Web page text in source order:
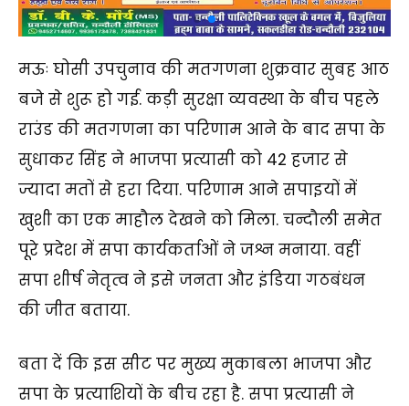
मऊः घोसी उपचुनाव की मतगणना शुक्रवार सुबह आठ
बजे से शुरू हो गई. कड़ी सुरक्षा व्यवस्था के बीच पहले
राउंड की मतगणना का परिणाम आने के बाद सपा के
सुधाकर सिंह ने भाजपा प्रत्यासी को 42 हजार से
ज्यादा मतों से हरा दिया. परिणाम आने सपाइयों में
खुशी का एक माहौल देखने को मिला. चन्दौली समेत
पूरे प्रदेश में सपा कार्यकर्ताओं ने जश्न मनाया. वहीं
सपा शीर्ष नेतृत्व ने इसे जनता और इंडिया गठबंधन
की जीत बताया.
बता दें कि इस सीट पर मुख्य मुकाबला भाजपा और
सपा के प्रत्याशियों के बीच रहा है. सपा प्रत्यासी ने